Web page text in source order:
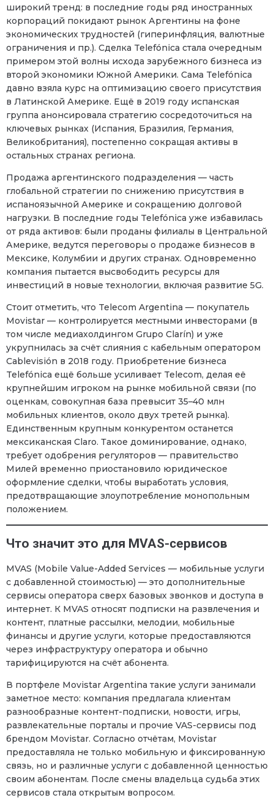
широкий тренд: в последние годы ряд иностранных
корпораций покидают рынок Аргентины на фоне
экономических трудностей (гиперинфляция, валютные
ограничения и пр.). Сделка Telefónica стала очередным
примером этой волны исхода зарубежного бизнеса из
второй экономики Южной Америки. Сама Telefónica
давно взяла курс на оптимизацию своего присутствия
в Латинской Америке. Ещё в 2019 году испанская
группа анонсировала стратегию сосредоточиться на
ключевых рынках (Испания, Бразилия, Германия,
Великобритания), постепенно сокращая активы в
остальных странах региона.
Продажа аргентинского подразделения — часть
глобальной стратегии по снижению присутствия в
испаноязычной Америке и сокращению долговой
нагрузки. В последние годы Telefónica уже избавилась
от ряда активов: были проданы филиалы в Центральной
Америке, ведутся переговоры о продаже бизнесов в
Мексике, Колумбии и других странах. Одновременно
компания пытается высвободить ресурсы для
инвестиций в новые технологии, включая развитие 5G.
Стоит отметить, что Telecom Argentina — покупатель
Movistar — контролируется местными инвесторами (в
том числе медиахолдингом Grupo Clarín) и уже
укрупнилась за счёт слияния с кабельным оператором
Cablevisión в 2018 году. Приобретение бизнеса
Telefónica ещё больше усиливает Telecom, делая её
крупнейшим игроком на рынке мобильной связи (по
оценкам, совокупная база превысит 35–40 млн
мобильных клиентов, около двух третей рынка).
Единственным крупным конкурентом останется
мексиканская Claro. Такое доминирование, однако,
требует одобрения регуляторов — правительство
Милей временно приостановило юридическое
оформление сделки, чтобы выработать условия,
предотвращающие злоупотребление монопольным
положением.
Что значит это для MVAS-сервисов
MVAS (Mobile Value-Added Services — мобильные услуги
с добавленной стоимостью) — это дополнительные
сервисы оператора сверх базовых звонков и доступа в
интернет. К MVAS относят подписки на развлечения и
контент, платные рассылки, мелодии, мобильные
финансы и другие услуги, которые предоставляются
через инфраструктуру оператора и обычно
тарифицируются на счёт абонента.
В портфеле Movistar Argentina такие услуги занимали
заметное место: компания предлагала клиентам
разнообразные контент-подписки, новости, игры,
развлекательные порталы и прочие VAS-сервисы под
брендом Movistar. Согласно отчётам, Movistar
предоставляла не только мобильную и фиксированную
связь, но и различные услуги с добавленной ценностью
своим абонентам. После смены владельца судьба этих
сервисов стала открытым вопросом.